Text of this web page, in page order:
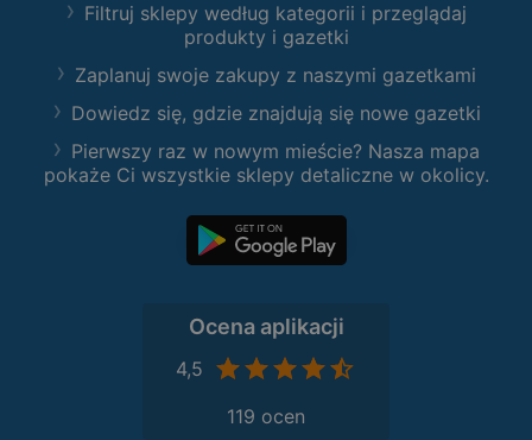
Filtruj sklepy według kategorii i przeglądaj
produkty i gazetki
Zaplanuj swoje zakupy z naszymi gazetkami
Dowiedz się, gdzie znajdują się nowe gazetki
Pierwszy raz w nowym mieście? Nasza mapa
pokaże Ci wszystkie sklepy detaliczne w okolicy.
Ocena aplikacji
4,5
119 ocen